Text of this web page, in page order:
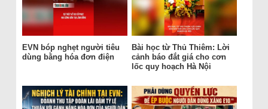
EVN bóp nghẹt người tiêu
dùng bằng hóa đơn điện
Bài học từ Thủ Thiêm: Lời
cảnh báo đắt giá cho cơn
lốc quy hoạch Hà Nội